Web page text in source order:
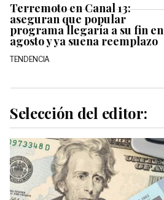
Terremoto en Canal 13:
aseguran que popular
programa llegaría a su fin en
agosto y ya suena reemplazo
TENDENCIA
Selección del editor: